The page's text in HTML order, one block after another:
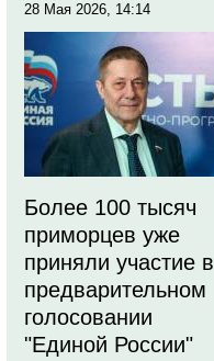
28 Мая 2026, 14:14
Более 100 тысяч
приморцев уже
приняли участие в
предварительном
голосовании
"Единой России"